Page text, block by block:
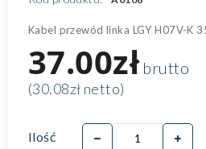
Kabel przewód linka LGY H07V-K
37.00złbrutto
(30.08zł netto)
Ilość